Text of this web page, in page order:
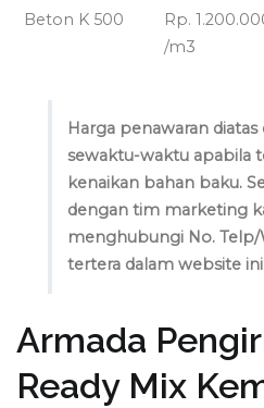
Beton K 500
Rp.
/m3
Harga penawaran
sewaktu-waktu apabila
kenaikan bahan baku.
dengan tim marketing
menghubungi No.
tertera dalam website
Armada
Ready Mix